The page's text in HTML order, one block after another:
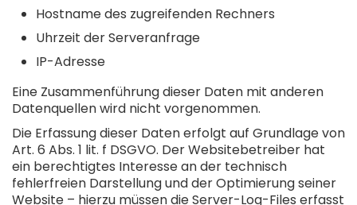
Hostname des zugreifenden Rechners
Uhrzeit der Serveranfrage
IP-Adresse
Eine Zusammenführung dieser Daten mit anderen
Datenquellen wird nicht vorgenommen.
Die Erfassung dieser Daten erfolgt auf Grundlage von
Art. 6 Abs. 1 lit. f DSGVO. Der Websitebetreiber hat
ein berechtigtes Interesse an der technisch
fehlerfreien Darstellung und der Optimierung seiner
Website – hierzu müssen die Server-Log-Files erfasst